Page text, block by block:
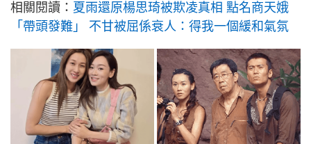
相關閱讀： 夏雨還原楊思琦被欺凌真相 點名商天娥
「帶頭發難」 不甘被屈係衰人：得我一個緩和氣氛